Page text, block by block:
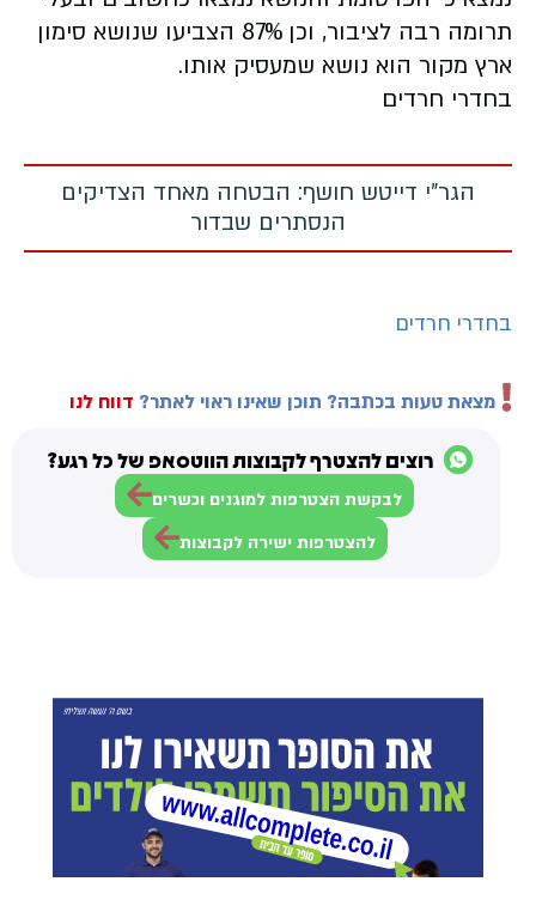
תרומה רבה לציבור, וכן 87% הצביעו שנושא סימון
ארץ מקור הוא נושא שמעסיק אותו.
בחדרי חרדים
הגר"י דייטש חושף: הבטחה מאחד הצדיקים
הנסתרים שבדור
בחדרי חרדים
מצאת טעות בכתבה? תוכן שאינו ראוי לאתר? דווח לנו
רוצים להצטרף לקבוצות הווטסאפ של כל רגע?
לבקשת הצטרפות למוגנים וכשרים
להצטרפות ישירה לקבוצות